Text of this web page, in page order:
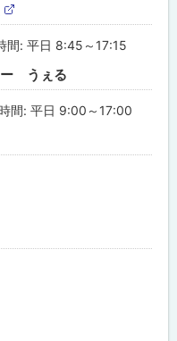
外
部
サ
ト
間: 平日 8:45～17:15
ー うぇる
間: 平日 9:00～17:00